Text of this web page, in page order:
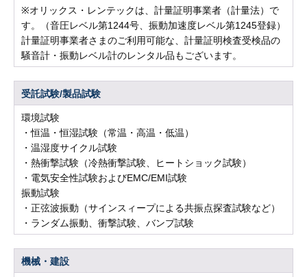
※オリックス・レンテックは、計量証明事業者（計量法）で
す。（音圧レベル第1244号、振動加速度レベル第1245登録）
計量証明事業者さまのご利用可能な、計量証明検査受検品の
騒音計・振動レベル計のレンタル品もございます。
受託試験/製品試験
環境試験
・恒温・恒湿試験（常温・高温・低温）
・温湿度サイクル試験
・熱衝撃試験（冷熱衝撃試験、ヒートショック試験）
・電気安全性試験およびEMC/EMI試験
振動試験
・正弦波振動（サインスィープによる共振点探査試験など）
・ランダム振動、衝撃試験、バンプ試験
機械・建設